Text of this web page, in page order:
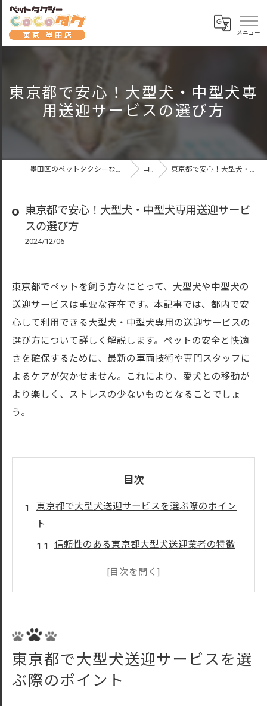
東京都で安心！大型犬・中型犬専
用送迎サービスの選び方
墨田区のペットタクシーならペットタクシーCoCoタク東京墨田店 コラム 東京都で安心！大型犬・中型犬専用送迎サービスの選び方
東京都で安心！大型犬・中型犬専用送迎サービ
スの選び方
2024/12/06
東京都でペットを飼う方々にとって、大型犬や中型犬の
送迎サービスは重要な存在です。本記事では、都内で安
心して利用できる大型犬・中型犬専用の送迎サービスの
選び方について詳しく解説します。ペットの安全と快適
さを確保するために、最新の車両技術や専門スタッフに
よるケアが欠かせません。これにより、愛犬との移動が
より楽しく、ストレスの少ないものとなることでしょ
う。
目次
東京都で大型犬送迎サービスを選ぶ際のポイン
ト
信頼性のある東京都大型犬送迎業者の特徴
東京都内大型犬送迎サービス利用者の口コ
大型犬送迎サービス東京都での安全対策
予約時に確認すべき東京都大型犬送迎の対
応範囲
東京都で大型犬送迎サービスを選
ぶ際のポイント